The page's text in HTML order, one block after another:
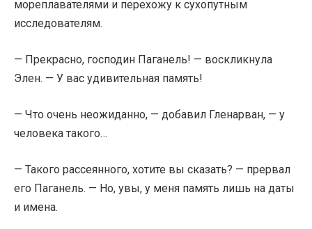
мореплавателями и перехожу к сухопутным
исследователям.
— Прекрасно, господин Паганель! — воскликнула
Элен. — У вас удивительная память!
— Что очень неожиданно, — добавил Гленарван, — у
человека такого…
— Такого рассеянного, хотите вы сказать? — прервал
его Паганель. — Но, увы, у меня память лишь на даты
и имена.